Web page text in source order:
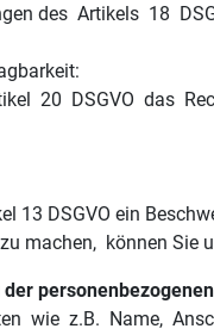
des Artikels 18
20 DSGVO das
13 DSGVO ein
machen, können Sie
wie z.B. Name,